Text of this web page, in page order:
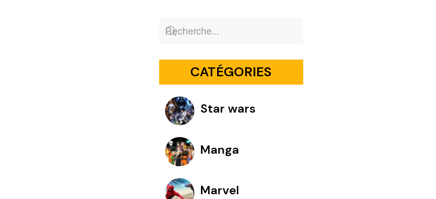
CATÉGORIES
Star wars
Manga
Marvel